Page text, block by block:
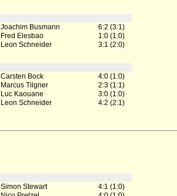
Joachim Busmann
6:2 (3:1)
Fred Elesbao
1:0 (1:0)
Leon Schneider 3:1 (2:0)
Carsten Bock
4:0 (1:0)
Marcus Tilgner
2:3 (1:1)
Luc Kaouane
3:0 (1:0)
Leon Schneider 4:2 (2:1)
Simon Stewart
4:1 (1:0)